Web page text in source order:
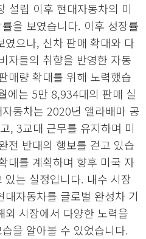
설립 이후 현대자동차의 미
을 보였습니다. 이후 성장률
였으나, 신차 판매 확대와 다
자들의 취향을 반영한 자동
매량 확대를 위해 노력했습
에는 5만 8,934대의 판매 실
동차는 2020년 앨라배마 공
, 3교대 근무를 유지하며 미
전 반대의 행보를 걷고 있습
대를 계획하며 향후 미국 자
는 실정입니다. 내수 시장
자동차를 글로벌 완성차 기
시장에서 다양한 노력을
을 알아볼 수 있었습니다.